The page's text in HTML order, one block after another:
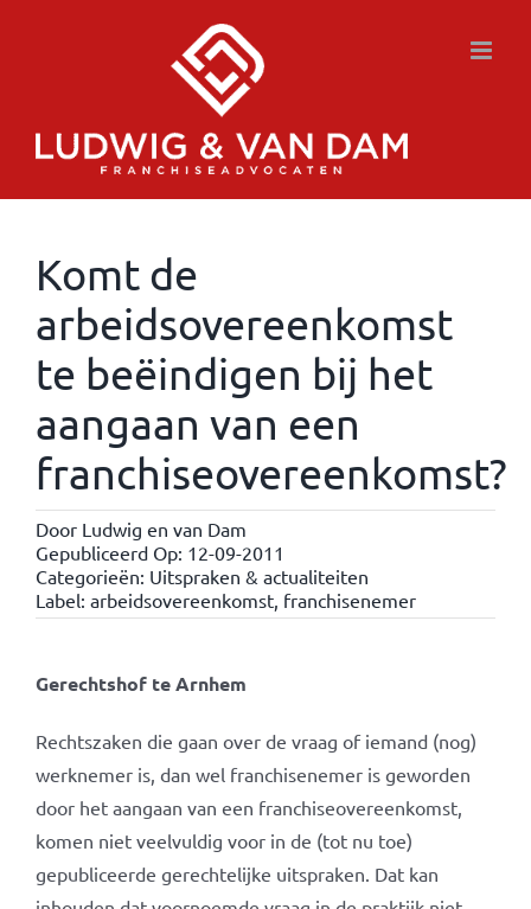
Komt de
arbeidsovereenkomst
te beëindigen bij het
aangaan van een
franchiseovereenkomst?
Door Ludwig en van Dam
Gepubliceerd Op: 12-09-2011
Categorieën: Uitspraken & actualiteiten
Label: arbeidsovereenkomst, franchisenemer
Gerechtshof te Arnhem
Rechtszaken die gaan over de vraag of iemand (nog)
werknemer is, dan wel franchisenemer is geworden
door het aangaan van een franchiseovereenkomst,
komen niet veelvuldig voor in de (tot nu toe)
gepubliceerde gerechtelijke uitspraken. Dat kan